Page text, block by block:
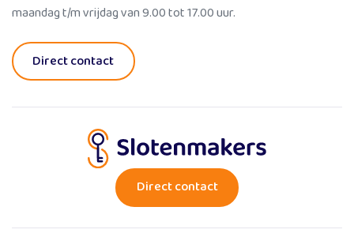
maandag t/m vrijdag van 9.00 tot 17.00 uur.
Direct contact
Direct contact